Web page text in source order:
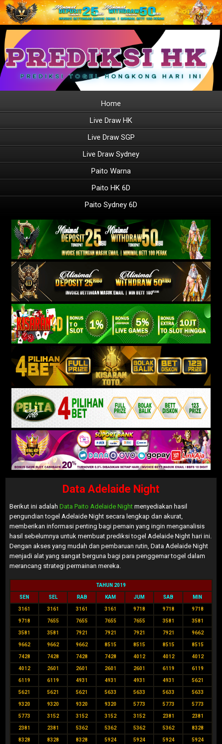
Home
Live Draw HK
Live Draw SGP
Live Draw Sydney
Paito Warna
Paito HK 6D
Paito Sydney 6D
Data Adelaide Night
Berikut ini adalah Data Paito Adelaide Night menyediakan hasil
pengundian togel Adelaide Night secara lengkap dan akurat,
memberikan informasi penting bagi pemain yang ingin menganalisis
hasil sebelumnya untuk membuat prediksi togel Adelaide Night hari ini.
Dengan akses yang mudah dan pembaruan rutin, Data Adelaide Night
menjadi alat yang sangat berguna bagi para penggemar togel dalam
merancang strategi permainan mereka.
TAHUN 2019
SEN SEL RAB KAM JUM SAB MIN
3161 3161 3161 3161 9718 9718 9718
9718 7655 7655 7655 7655 3581 3581
3581 3581 7921 7921 7921 7921 9662
9662 9662 9662 8515 8515 8515 8515
7428 7428 7428 7428 4012 4012 4012
4012 2601 2601 2601 2601 6119 6119
6119 6119 4931 4931 4931 4931 5621
5621 5621 5621 5633 5633 5633 5633
9320 9320 9320 9320 5773 5773 5773
5773 3152 3152 3152 3152 2381 2381
2381 2381 5362 5362 5362 5362 8328
8328 8328 8328 5924 5924 5924 5924